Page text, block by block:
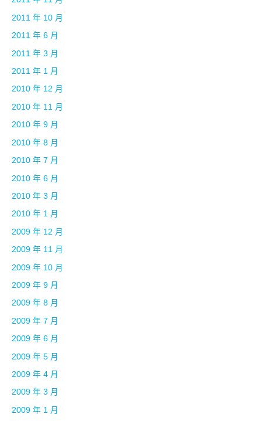
2011 年 10 月
2011 年 6 月
2011 年 3 月
2011 年 1 月
2010 年 12 月
2010 年 11 月
2010 年 9 月
2010 年 8 月
2010 年 7 月
2010 年 6 月
2010 年 3 月
2010 年 1 月
2009 年 12 月
2009 年 11 月
2009 年 10 月
2009 年 9 月
2009 年 8 月
2009 年 7 月
2009 年 6 月
2009 年 5 月
2009 年 4 月
2009 年 3 月
2009 年 1 月